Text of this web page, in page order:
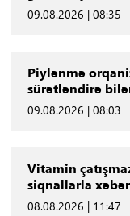
09.08.2026 | 08:35
Piylənmə
sürətləndirə
09.08.2026 | 08:03
Vitamin
siqnallarla
08.08.2026 | 11:47